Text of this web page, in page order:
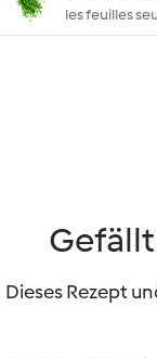
les feuilles
Dieses Rezept